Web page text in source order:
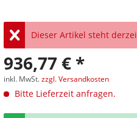
Dieser Artikel steht
936,77 € *
inkl. MwSt.zzgl. Versandkosten
Bitte Lieferzeit anfragen.